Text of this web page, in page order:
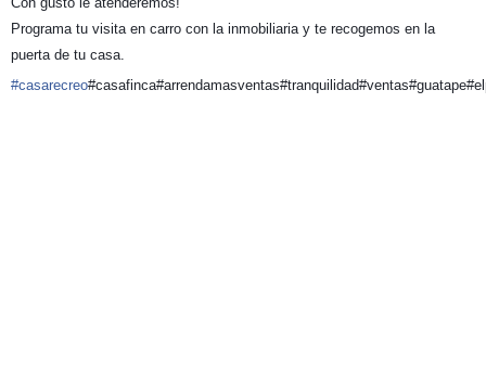
Programa tu visita en carro con la inmobiliaria y te recogemos en la
puerta de tu casa.
#casarecreo